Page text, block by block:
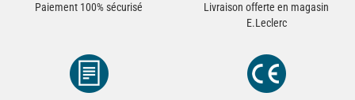
Paiement 100% sécurisé
Livraison offerte en magasin
E.Leclerc